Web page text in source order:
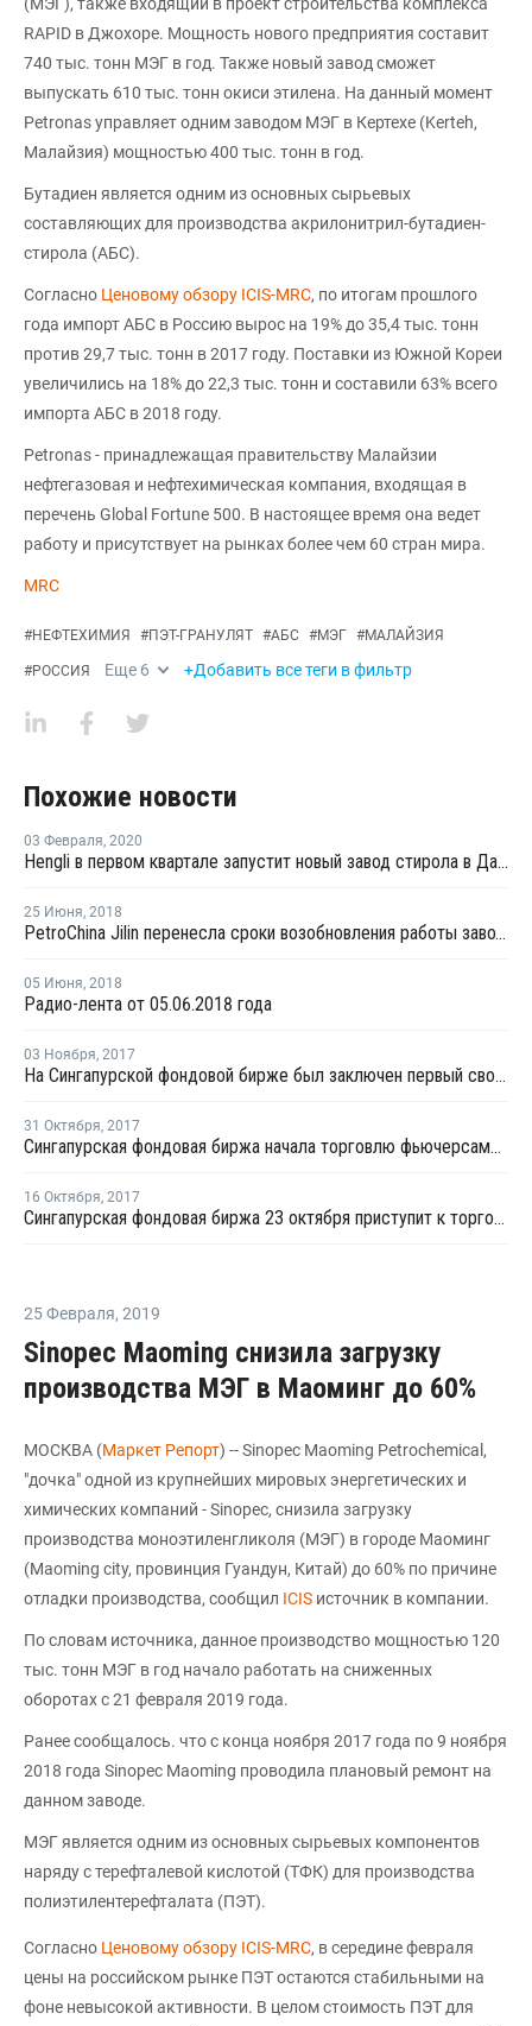
RAPID в Джохоре. Мощность нового предприятия составит
740 тыс. тонн МЭГ в год. Также новый завод сможет
выпускать 610 тыс. тонн окиси этилена. На данный момент
Petronas управляет одним заводом МЭГ в Кертехе (Kerteh,
Малайзия) мощностью 400 тыс. тонн в год.
Бутадиен является одним из основных сырьевых
составляющих для производства акрилонитрил-бутадиен-
стирола (АБС).
Согласно Ценовому обзору ICIS-MRC, по итогам прошлого
года импорт АБС в Россию вырос на 19% до 35,4 тыс. тонн
против 29,7 тыс. тонн в 2017 году. Поставки из Южной Кореи
увеличились на 18% до 22,3 тыс. тонн и составили 63% всего
импорта АБС в 2018 году.
Petronas - принадлежащая правительству Малайзии
нефтегазовая и нефтехимическая компания, входящая в
перечень Global Fortune 500. В настоящее время она ведет
работу и присутствует на рынках более чем 60 стран мира.
MRC
#НЕФТЕХИМИЯ #ПЭТ-ГРАНУЛЯТ #АБС #МЭГ #МАЛАЙЗИЯ
#РОССИЯ Еще 6 +Добавить все теги в фильтр
Похожие новости
03 Февраля, 2020
Hengli в первом квартале запустит новый завод стирола в Даляне
25 Июня, 2018
PetroChina Jilin перенесла сроки возобновления работы завода МЭГ в Китае после ремонта
05 Июня, 2018
Радио-лента от 05.06.2018 года
03 Ноября, 2017
На Сингапурской фондовой бирже был заключен первый своповый контракт на отгрузку стирола
31 Октября, 2017
Сингапурская фондовая биржа начала торговлю фьючерсами стирола и МЭГ
16 Октября, 2017
Сингапурская фондовая биржа 23 октября приступит к торговле фьючерсами стирола и МЭГ
25 Февраля, 2019
Sinopec Maoming снизила загрузку
производства МЭГ в Маоминг до 60%
МОСКВА (Маркет Репорт) -- Sinopec Maoming Petrochemical,
"дочка" одной из крупнейших мировых энергетических и
химических компаний - Sinopec, снизила загрузку
производства моноэтиленгликоля (МЭГ) в городе Маоминг
(Maoming city, провинция Гуандун, Китай) до 60% по причине
отладки производства, сообщил ICIS источник в компании.
По словам источника, данное производство мощностью 120
тыс. тонн МЭГ в год начало работать на сниженных
оборотах с 21 февраля 2019 года.
Ранее сообщалось. что с конца ноября 2017 года по 9 ноября
2018 года Sinopec Maoming проводила плановый ремонт на
данном заводе.
МЭГ является одним из основных сырьевых компонентов
наряду с терефталевой кислотой (ТФК) для производства
полиэтилентерефталата (ПЭТ).
Согласно Ценовому обзору ICIS-MRC, в середине февраля
цены на российском рынке ПЭТ остаются стабильными на
фоне невысокой активности. В целом стоимость ПЭТ для